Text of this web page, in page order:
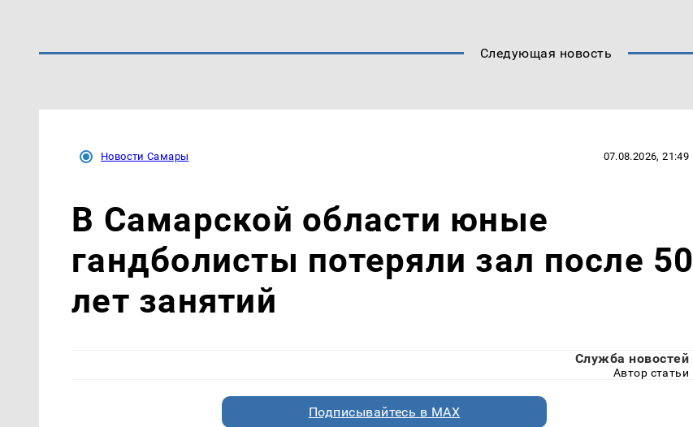
Следующая новость
Новости Самары 07.08.2026, 21:49
В Самарской области юные
гандболисты потеряли зал после 50
лет занятий
Служба новостей
Автор статьи
Подписывайтесь в MAX